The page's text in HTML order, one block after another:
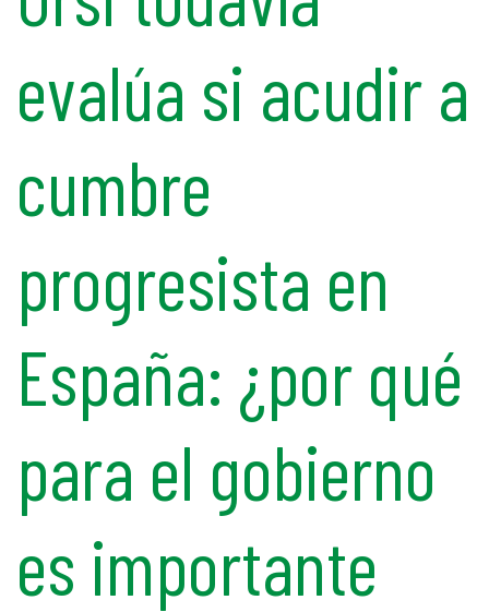
evalúa si acudir a
cumbre
progresista en
España: ¿por qué
para el gobierno
es importante